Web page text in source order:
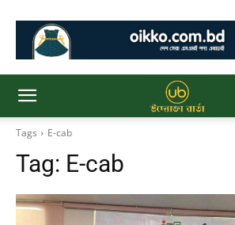
Tags E-cab
Tag: E-cab